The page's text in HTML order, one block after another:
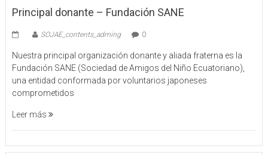
Principal donante – Fundación SANE
SOJAE_contents_adming 0
Nuestra principal organización donante y aliada fraterna es la
Fundación SANE (Sociedad de Amigos del Niño Ecuatoriano),
una entidad conformada por voluntarios japoneses
comprometidos
Leer más